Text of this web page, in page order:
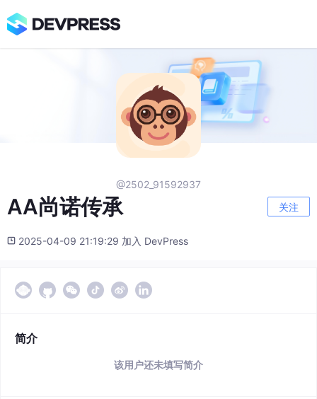
@2502_91592937
AA尚诺传承 关注
2025-04-09 21:19:29 加入 DevPress
简介
该用户还未填写简介